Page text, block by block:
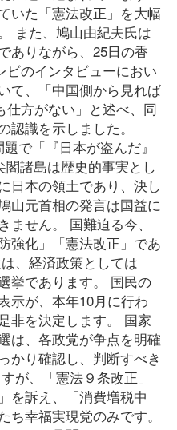
いた「憲法改正」を大幅
また、鳩山由紀夫氏は
ありながら、25日の香
のインタビューにおい
て、「中国側から見れば
方がない」と述べ、同
識を示しました。
で「『日本が盗んだ』
諸島は歴史的事実とし
日本の領土であり、決し
山元首相の発言は国益に
せん。 国難迫る今、
強化」「憲法改正」であ
、経済政策としては
挙であります。 国民の
示が、本年10月に行わ
非を決定します。 国家
は、各政党が争点を明確
かり確認し、判断すべき
が、「憲法９条改正」
を訴え、「消費増税中
幸福実現党のみです。